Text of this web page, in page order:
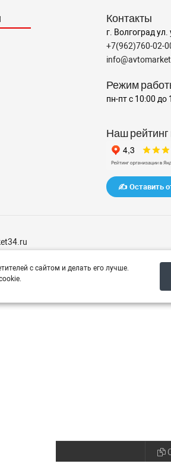
Контакты
г. Волгоград
+7(962)760-02-
Режим
пн-пт с 10:00
Наш
✍️ Оставить
с сайтом и делать его лучше.